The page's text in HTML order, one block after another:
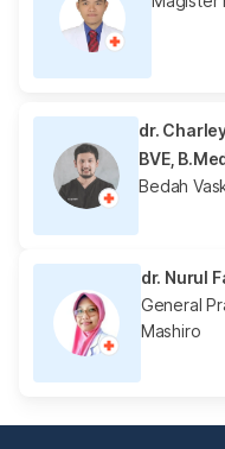
dr.
BVE,
Bedah
dr. Nurul
General
Mashiro